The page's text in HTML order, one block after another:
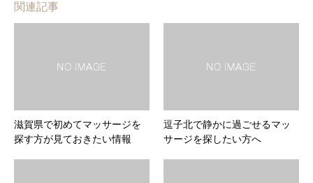
関連記事
滋賀県で初めてマッサージを
探す方が見ておきたい情報
逗子北で静かに過ごせるマッ
サージを探したい方へ